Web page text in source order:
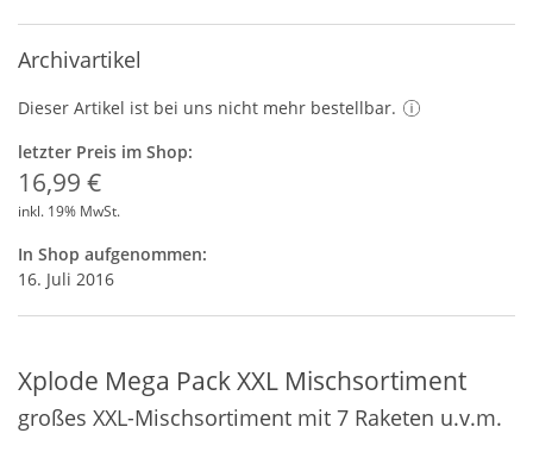
Archivartikel
Dieser Artikel ist bei uns nicht mehr bestellbar.
letzter Preis im Shop:
16,99 €
inkl. 19% MwSt.
In Shop aufgenommen:
16. Juli 2016
Xplode Mega Pack XXL Mischsortiment
großes XXL-Mischsortiment mit 7 Raketen u.v.m.